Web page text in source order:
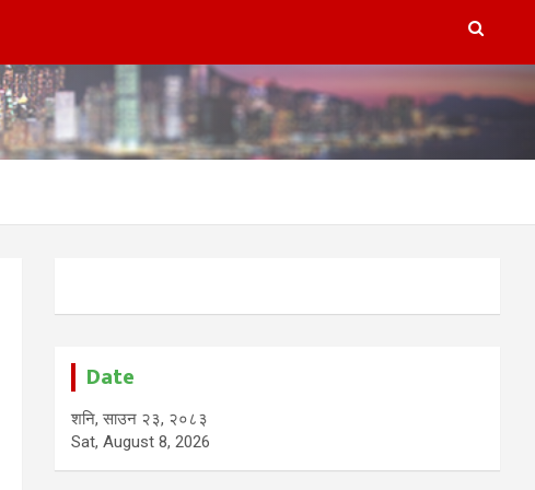
Date
शनि, साउन २३, २०८३
Sat, August 8, 2026